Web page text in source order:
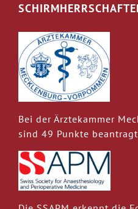
Bei der Ärztekammer
sind 49 Punkte